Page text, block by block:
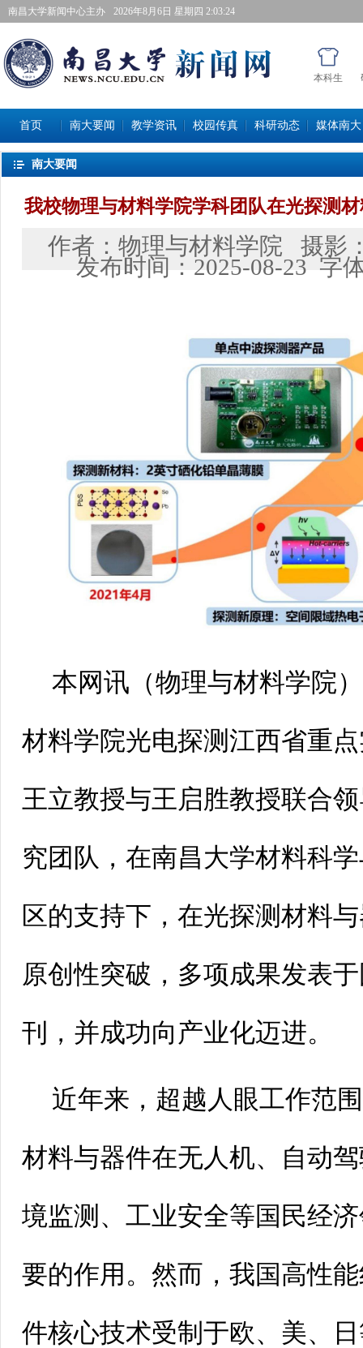
南昌大学新闻中心主办 2026年8月6日星期四 2:03:25
本科生
首页 南大要闻 教学资讯 校园传真 科研动态 媒体南大
南大要闻
我校物理与材料学院学科团队在光探测
作者： 物理与材料学院
摄影
发布时间： 2025-08-23 字
本网讯（物理与材料学院
材料学院光电探测江西省重
王立教授与王启胜教授联合
究团队，在南昌大学材料科
区的支持下，在光探测材料
原创性突破，多项成果发表
刊，并成功向产业化迈进。
近年来，超越人眼工作范
材料与器件在无人机、自动
境监测、工业安全等国民经
要的作用。然而，我国高性
件核心技术受制于欧、美、